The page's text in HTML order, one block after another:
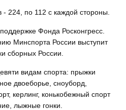
- 224, по 112 с каждой стороны.
Фонда Росконгресс.
Минспорта России выступит
сборных России.
видам спорта: прыжки
двоеборье, сноуборд,
керлинг, конькобежный спорт
лыжные гонки.